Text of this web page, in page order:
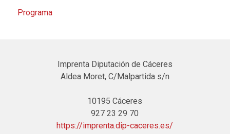
Programa
Imprenta Diputación de Cáceres
Aldea Moret, C/Malpartida s/n
10195 Cáceres
927 23 29 70
https://imprenta.dip-caceres.es/